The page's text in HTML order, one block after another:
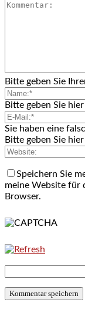
Bitte geben Sie
Bitte geben Sie
Sie haben eine
Bitte geben Sie
Speichern Sie
meine Website für
Browser.